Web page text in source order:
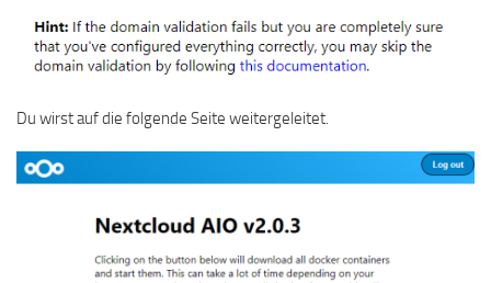
Du wirst auf die folgende Seite weitergeleitet.